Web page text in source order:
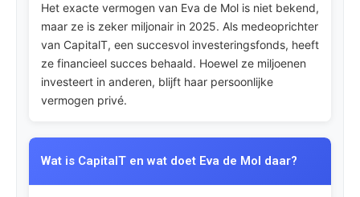
Het exacte vermogen van Eva de Mol is niet bekend,
maar ze is zeker miljonair in 2025. Als medeoprichter
van CapitalT, een succesvol investeringsfonds, heeft
ze financieel succes behaald. Hoewel ze miljoenen
investeert in anderen, blijft haar persoonlijke
vermogen privé.
Wat is CapitalT en wat doet Eva de Mol daar?